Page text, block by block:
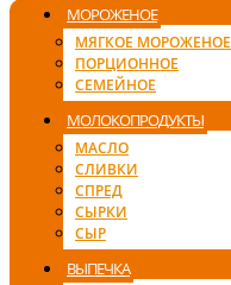
МОРОЖЕНОЕ
МЯГКОЕ МОРОЖЕНОЕ
ПОРЦИОННОЕ
СЕМЕЙНОЕ
МОЛОКОПРОДУКТЫ
МАСЛО
СЛИВКИ
СПРЕД
СЫРКИ
СЫР
ВЫПЕЧКА